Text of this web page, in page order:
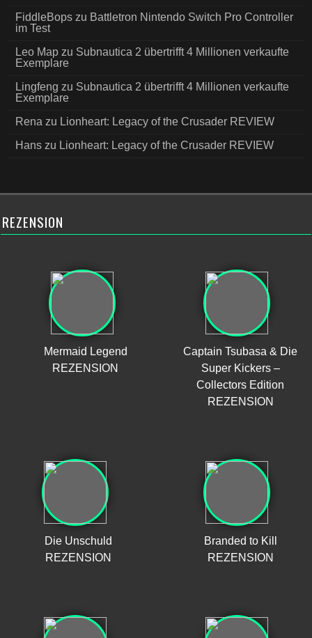
FiddleBops zu Battletron Nintendo Switch Pro Controller
im Test
Leo Map zu Subnautica 2 übertrifft 4 Millionen verkaufte
Exemplare
Lingfeng zu Subnautica 2 übertrifft 4 Millionen verkaufte
Exemplare
Rena zu Lionheart: Legacy of the Crusader REVIEW
Hans zu Lionheart: Legacy of the Crusader REVIEW
REZENSION
Mermaid Legend
REZENSION
Captain Tsubasa & Die
Super Kickers –
Collectors Edition
REZENSION
Die Unschuld
REZENSION
Branded to Kill
REZENSION